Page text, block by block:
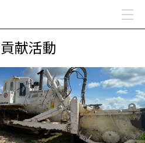
献活動